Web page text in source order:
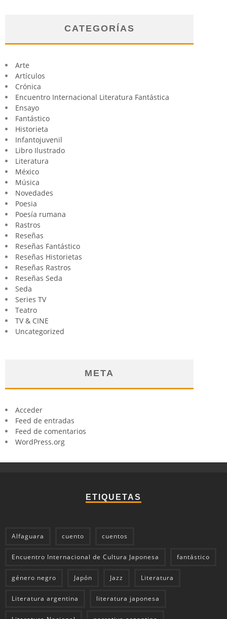
CATEGORÍAS
Arte
Artículos
Crónica
Encuentro Internacional Literatura Fantástica
Ensayo
Fantástico
Historieta
Infantojuvenil
Libro Ilustrado
Literatura
México
Música
Novedades
Poesia
Poesía rumana
Rastros
Reseñas
Reseñas Fantástico
Reseñas Historietas
Reseñas Rastros
Reseñas Seda
Seda
Series TV
Teatro
TV & CINE
Uncategorized
META
Acceder
Feed de entradas
Feed de comentarios
WordPress.org
ETIQUETAS
Alfaguara cuento cuentos
Encuentro Internacional de Cultura Japonesa fantástico
género negro Japón Jazz Literatura
Literatura argentina literatura japonesa